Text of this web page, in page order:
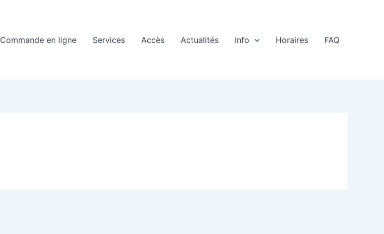
Commande en ligne Services Accès Actualités Info Horaires FAQ